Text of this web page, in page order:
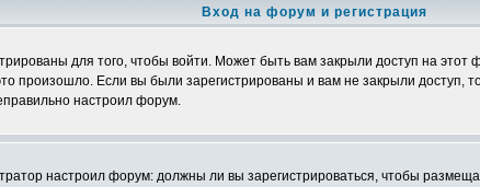
Вход на форум и регистрация
для того, чтобы войти. Может быть вам закрыли доступ на
произошло. Если вы были зарегистрированы и вам не закрыли доступ,
настроил форум.
настроил форум: должны ли вы зарегистрироваться, чтобы